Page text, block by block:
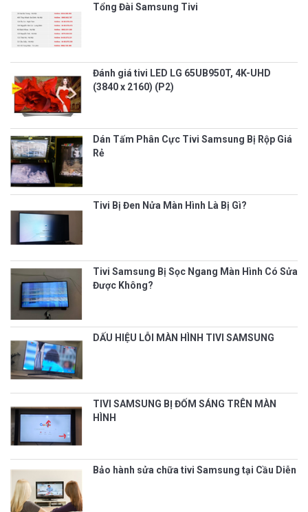
Tổng Đài Samsung Tivi
Đánh giá tivi LED LG 65UB950T, 4K-UHD
(3840 x 2160) (P2)
Dán Tấm Phân Cực Tivi Samsung Bị Rộp Giá
Rẻ
Tivi Bị Đen Nửa Màn Hình Là Bị Gì?
Tivi Samsung Bị Sọc Ngang Màn Hình Có Sửa
Được Không?
DẤU HIỆU LỖI MÀN HÌNH TIVI SAMSUNG
TIVI SAMSUNG BỊ ĐỐM SÁNG TRÊN MÀN
HÌNH
Bảo hành sửa chữa tivi Samsung tại Cầu Diễn